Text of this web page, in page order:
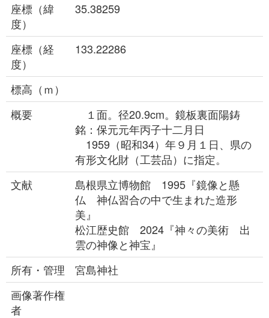
座標（緯
度）
35.38259
座標（経
度）
133.22286
標高（ｍ）
概要
１面。径20.9cm。鏡板裏面陽鋳
銘：保元元年丙子十二月日
1959（昭和34）年９月１日、県の
有形文化財（工芸品）に指定。
文献
島根県立博物館 1995『鏡像と懸
仏 神仏習合の中で生まれた造形
美』
松江歴史館 2024『神々の美術 出
雲の神像と神宝』
所有・管理
宮島神社
画像著作権
者